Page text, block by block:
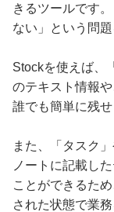
きるツールです
ない」という問題
Stockを使えば、
のテキスト情報
誰でも簡単に残せ
また、「タスク
ノートに記載し
ことができるた
された状態で業